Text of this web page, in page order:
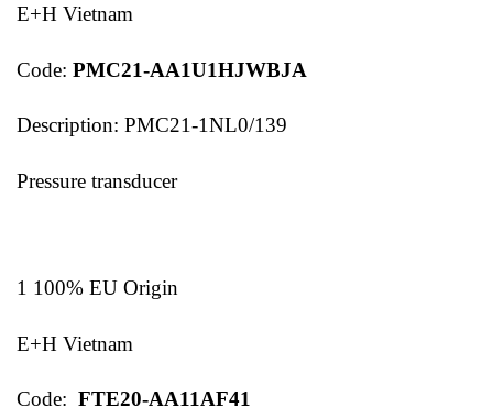
E+H Vietnam
Code: PMC21-AA1U1HJWBJA
Description: PMC21-1NL0/139
Pressure transducer
1 100% EU Origin
E+H Vietnam
Code: FTE20-AA11AF41